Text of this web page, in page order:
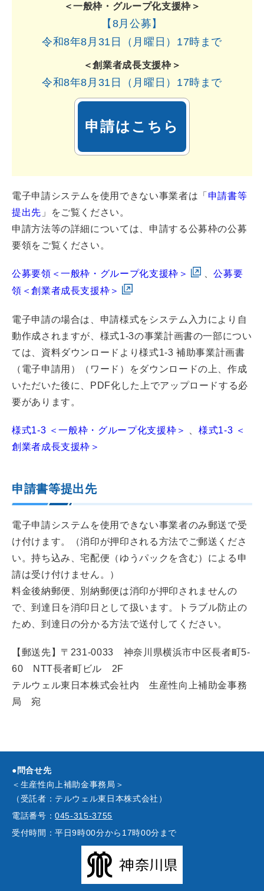
＜一般枠・グループ化支援枠＞
【8月公募】
令和8年8月31日（月曜日）17時まで
＜創業者成長支援枠＞
令和8年8月31日（月曜日）17時まで
申請はこちら
電子申請システムを使用できない事業者は「 申請書等
提出先 」をご覧ください。
申請方法等の詳細については、申請する公募枠の公募
要領をご覧ください。
公募要領＜一般枠・グループ化支援枠＞ 、公募要
領＜創業者成長支援枠＞
電子申請の場合は、申請様式をシステム入力により自
動作成されますが、様式1-3の事業計画書の一部につい
ては、資料ダウンロードより様式1-3 補助事業計画書
（電子申請用）（ワード）をダウンロードの上、作成
いただいた後に、PDF化した上でアップロードする必
要があります。
様式1-3 ＜一般枠・グループ化支援枠＞ 、様式1-3 ＜
創業者成長支援枠＞
申請書等提出先
電子申請システムを使用できない事業者のみ郵送で受
け付けます。（消印が押印される方法でご郵送くださ
い。持ち込み、宅配便（ゆうパックを含む）による申
請は受け付けません。）
料金後納郵便、別納郵便は消印が押印されませんの
で、到達日を消印日として扱います。トラブル防止の
ため、到達日の分かる方法で送付してください。
【郵送先】〒231-0033 神奈川県横浜市中区長者町5-
60 NTT長者町ビル 2F
テルウェル東日本株式会社内 生産性向上補助金事務
局 宛
●問合せ先
＜生産性向上補助金事務局＞
（受託者：テルウェル東日本株式会社）
電話番号：045-315-3755
受付時間：平日9時00分から17時00分まで